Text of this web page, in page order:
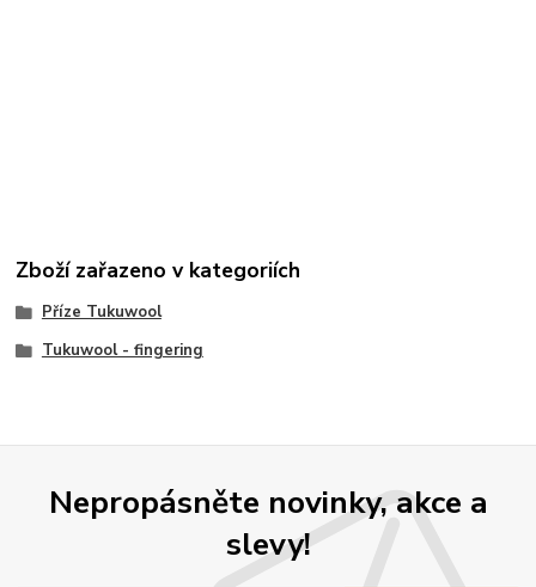
Zboží zařazeno v kategoriích
Příze Tukuwool
Tukuwool - fingering
Nepropásněte novinky, akce a
slevy!